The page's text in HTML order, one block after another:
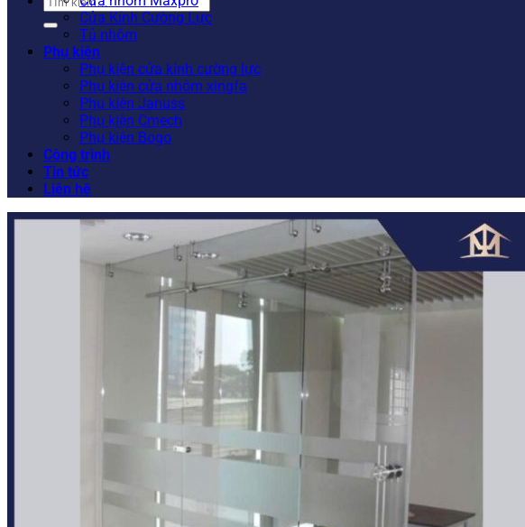
kiếm:Cửa Kính Cường Lực
Tủ nhôm
Phụ kiện
Phụ kiện cửa kính cường lực
Phụ kiện cửa nhôm xingfa
Phụ kiện Januss
Phụ kiện Cmech
Phụ kiện Bogo
Công trình
Tin tức
Liên hệ